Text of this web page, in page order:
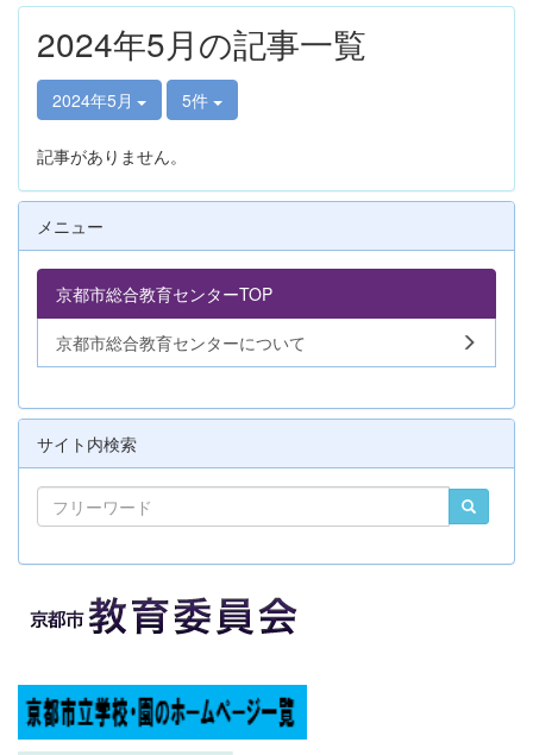
2024年5月の記事一覧
2024年5月 5件
記事がありません。
メニュー
京都市総合教育センターTOP
京都市総合教育センターについて
サイト内検索